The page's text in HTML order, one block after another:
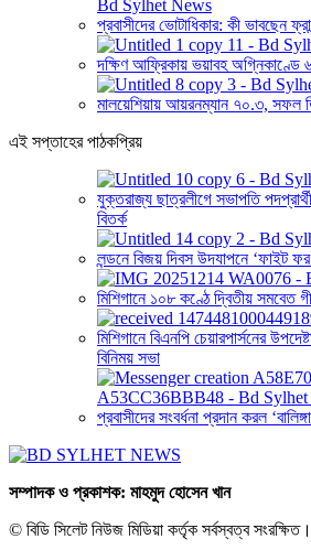
প্রবাসীদের ভোটাধিকার: কী ভাবছেন
দক্ষিণ আফ্রিকায় ভয়াবহ অগ্নিকাণ্ডে
মালয়েশিয়ায় আয়রনম্যান ৭০.৩, সফল
এই সপ্তাহের পাঠকপ্রিয়
যুক্তরাজ্য ছাত্রলীগে সভাপতি
বিতর্ক
লন্ডনে বিজয় দিবস উদযাপনে ‘ফাইট ফর
মিশিগানে ১০৮ কণ্ঠে দ্বিতীয় সমবেত
মিশিগানে বিএনপি চেয়ারপার্সনের
বিনিময় সভা
প্রবাসীদের সংবর্ধনা প্রদান করল
সম্পাদক ও প্রকাশক: মাহমুদ হোসেন খান
© বিডি সিলেট নিউজ মিডিয়া কর্তৃক সর্বস্বত্ব